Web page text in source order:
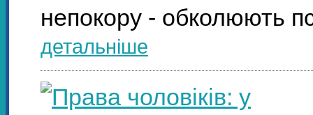
непокору - обколюють
детальніше